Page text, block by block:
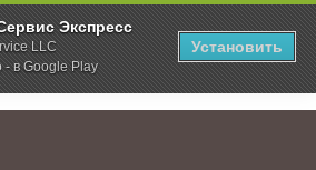
Экспресс
LLC
- в Google Play
Установить
Новости Logistics.ru: Социальная